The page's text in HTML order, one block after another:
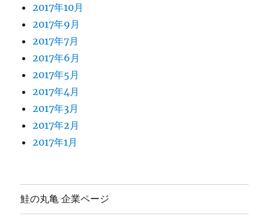
2017年10月
2017年9月
2017年7月
2017年6月
2017年5月
2017年4月
2017年3月
2017年2月
2017年1月
鮭の丸亀 企業ページ